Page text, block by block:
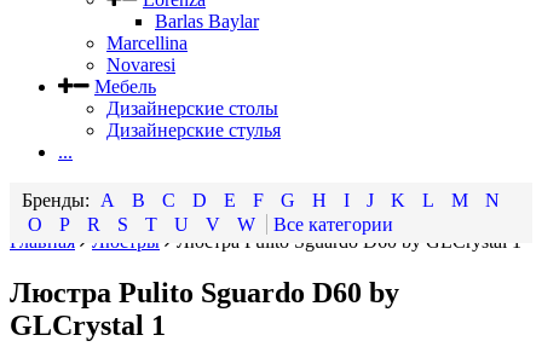
Barlas Baylar
Marcellina
Novaresi
Мебель
Дизайнерские столы
Дизайнерские стулья
...
A B C D E F G H I J K L M
N
O
P R S T U V W
Все категории
Главная
Люстры Люстра Pulito Sguardo D60 by GLCrystal 1
Люстра Pulito Sguardo D60 by
GLCrystal 1